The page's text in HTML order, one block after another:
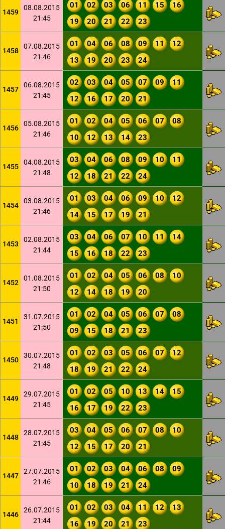
1459
08.08.2015
21:45
01 02 03 06 11 15
16
19
20 21 22 23
1458
07.08.2015
21:46
01 04 06 08 09 11
12
13
19 20 23 24
1457
06.08.2015
21:45
02 03 04 05 07 09
11
12
16 17 20 21
1456
05.08.2015
21:46
01 02 04 05 06 07
08
10
12 13 14 23
1455
04.08.2015
21:48
03 04 06 08 09 10
11
12
18 21 22 24
1454
03.08.2015
21:46
01 03 04 06 09 10
12
14
15 17 19 21
1453
02.08.2015
21:44
03 04 06 07 10 11
14
15
16 18 22 23
1452
01.08.2015
21:50
01 02 04 05 06 08
10
12
14 18 19 20
1451
31.07.2015
21:50
01 02 04 05 06 07
08
09
15 18 21 23
1450
30.07.2015
21:48
01 02 03 05 06 07
12
18
19 21 22 24
1449
29.07.2015
21:45
01 02 05 10 13 14
15
16
17 19 22 23
1448
28.07.2015
21:45
03 04 05 06 07 08
10
12
15 17 20 21
1447
27.07.2015
21:46
01 02 03 04 06 08
09
10
18 19 21 24
1446
26.07.2015
21:44
01 02 03 04 11 12
13
16
19 20 21 23